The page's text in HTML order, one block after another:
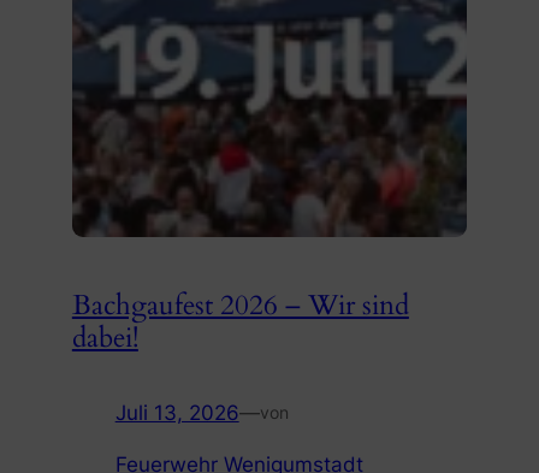
Bachgaufest 2026 – Wir sind
dabei!
Juli 13, 2026—von
Feuerwehr Wenigumstadt